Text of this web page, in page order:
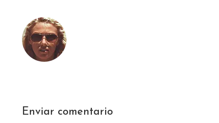
Enviar comentario